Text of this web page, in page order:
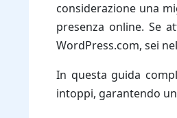
considerazione una
presenza online. Se
WordPress.com, sei
In questa guida
intoppi, garantendo